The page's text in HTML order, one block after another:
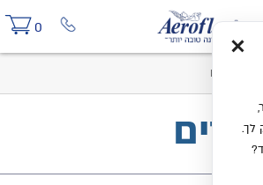
0
לילדים
×
לך.